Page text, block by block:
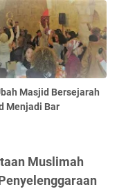
Masjid Bersejarah
Menjadi Bar
Muslimah